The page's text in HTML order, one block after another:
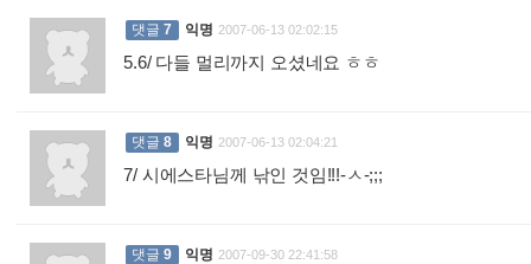
댓글 7 익명 2007-06-13 02:02:15
5.6/ 다들 멀리까지 오셨네요 ㅎㅎ
댓글 8 익명 2007-06-13 02:04:21
7/ 시에스타님께 낚인 것임!!!-ㅅ-;;;
댓글 9 익명 2007-09-30 22:41:58